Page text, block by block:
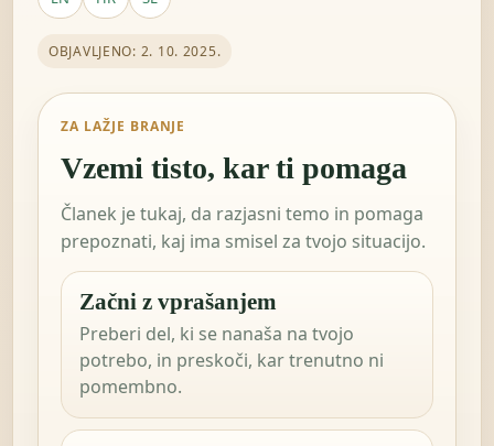
OBJAVLJENO: 2. 10. 2025.
ZA LAŽJE BRANJE
Vzemi tisto, kar ti pomaga
Članek je tukaj, da razjasni temo in pomaga
prepoznati, kaj ima smisel za tvojo situacijo.
Začni z vprašanjem
Preberi del, ki se nanaša na tvojo
potrebo, in preskoči, kar trenutno ni
pomembno.